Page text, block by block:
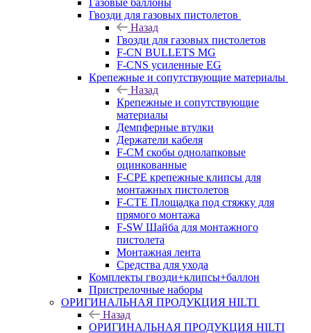
Газовые баллоны
Гвозди для газовых пистолетов
Назад
Гвозди для газовых пистолетов
F-CN BULLETS MG
F-CNS усиленные EG
Крепежные и сопутствующие материалы
Назад
Крепежные и сопутствующие
материалы
Демпферные втулки
Держатели кабеля
F-CM скобы однолапковые
оцинкованные
F-CPE крепежные клипсы для
монтажных пистолетов
F-CTE Площадка под стяжку для
прямого монтажа
F-SW Шайба для монтажного
пистолета
Монтажная лента
Средства для ухода
Комплекты гвозди+клипсы+баллон
Пристрелочные наборы
ОРИГИНАЛЬНАЯ ПРОДУКЦИЯ HILTI
Назад
ОРИГИНАЛЬНАЯ ПРОДУКЦИЯ HILTI